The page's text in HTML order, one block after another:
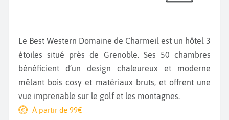
Le Best Western Domaine de Charmeil est un hôtel 3
étoiles situé près de Grenoble. Ses 50 chambres
bénéficient d’un design chaleureux et moderne
mêlant bois cosy et matériaux bruts, et offrent une
vue imprenable sur le golf et les montagnes.
À partir de 99€